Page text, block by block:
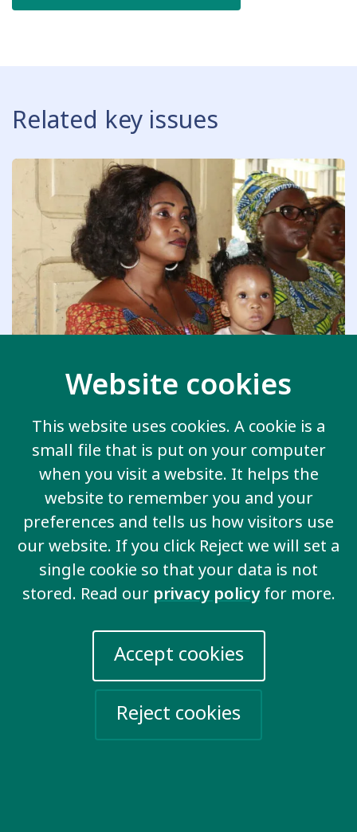
Website cookies
This website uses cookies. A cookie is a
small file that is put on your computer
when you visit a website. It helps the
website to remember you and your
preferences and tells us how visitors use
our website. If you click Reject we will set a
single cookie so that your data is not
stored. Read our privacy policyfor more.
Accept cookies
Reject cookies
Related key issues
View all key issues
Support for Families
20 Garrett Street
London EC1Y 0TW
United Kingdom